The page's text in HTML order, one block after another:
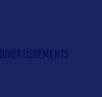
DIVERTISSEMENTS